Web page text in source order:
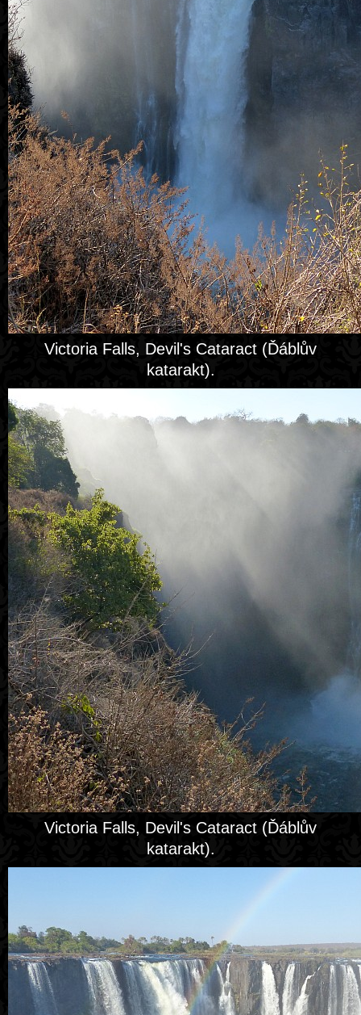
Victoria Falls, Devil's Cataract (Ďáblův
katarakt).
Victoria Falls, Devil's Cataract (Ďáblův
katarakt).